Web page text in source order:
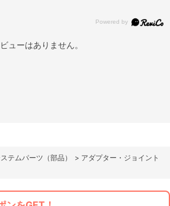
ューはありません。
テムパーツ（部品） > アダプター・ジョイント